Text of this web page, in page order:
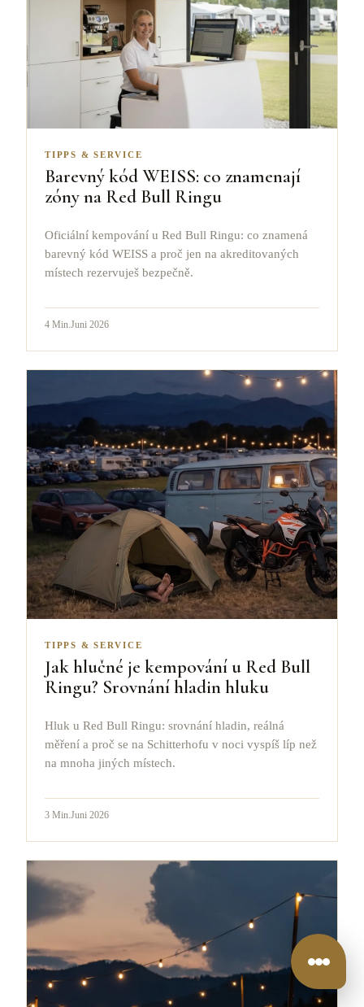
TIPPS & SERVICE
Barevný kód WEISS: co znamenají
zóny na Red Bull Ringu
Oficiální kempování u Red Bull Ringu: co znamená
barevný kód WEISS a proč jen na akreditovaných
místech rezervuješ bezpečně.
4 Min.Juni 2026
TIPPS & SERVICE
Jak hlučné je kempování u Red Bull
Ringu? Srovnání hladin hluku
Hluk u Red Bull Ringu: srovnání hladin, reálná
měření a proč se na Schitterhofu v noci vyspíš líp než
na mnoha jiných místech.
3 Min. Juni 2026